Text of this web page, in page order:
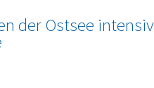
der Ostsee intensiv